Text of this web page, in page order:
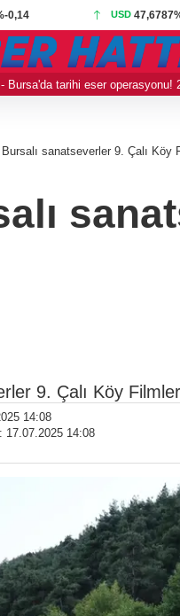
0,14 USD 47,6787
Bursa'da tarihi eser operasyonu!
Bursalı sanatseverler 9. Çalı
9. Çalı Köy
14:08
17.07.2025 14:08